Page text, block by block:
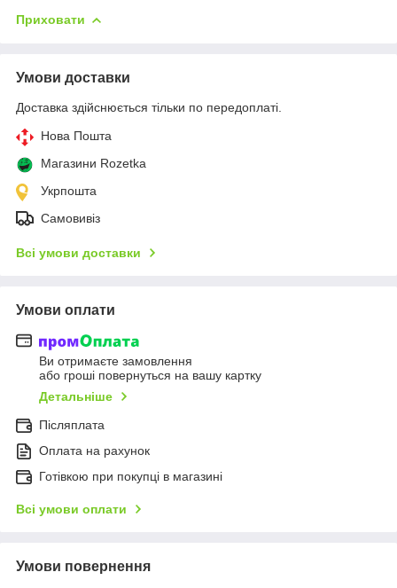
Приховати
Умови доставки
Доставка здійснюється тільки по передоплаті.
Нова Пошта
Магазини Rozetka
Укрпошта
Самовивіз
Всі умови доставки
Умови оплати
Ви отримаєте замовлення
або гроші повернуться на вашу картку
Детальніше
Післяплата
Оплата на рахунок
Готівкою при покупці в магазині
Всі умови оплати
Умови повернення